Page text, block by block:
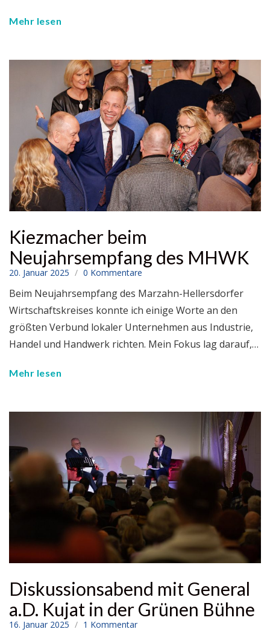
Mehr lesen
Kiezmacher beim
Neujahrsempfang des MHWK
20. Januar 2025 0 Kommentare
Beim Neujahrsempfang des Marzahn-Hellersdorfer
Wirtschaftskreises konnte ich einige Worte an den
größten Verbund lokaler Unternehmen aus Industrie,
Handel und Handwerk richten. Mein Fokus lag darauf,…
Mehr lesen
Diskussionsabend mit General
a.D. Kujat in der Grünen Bühne
16. Januar 2025 1 Kommentar